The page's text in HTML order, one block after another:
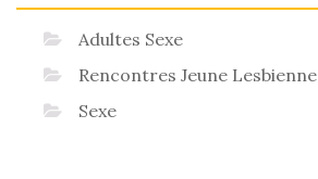
Adultes Sexe
Rencontres Jeune Lesbienne
Sexe